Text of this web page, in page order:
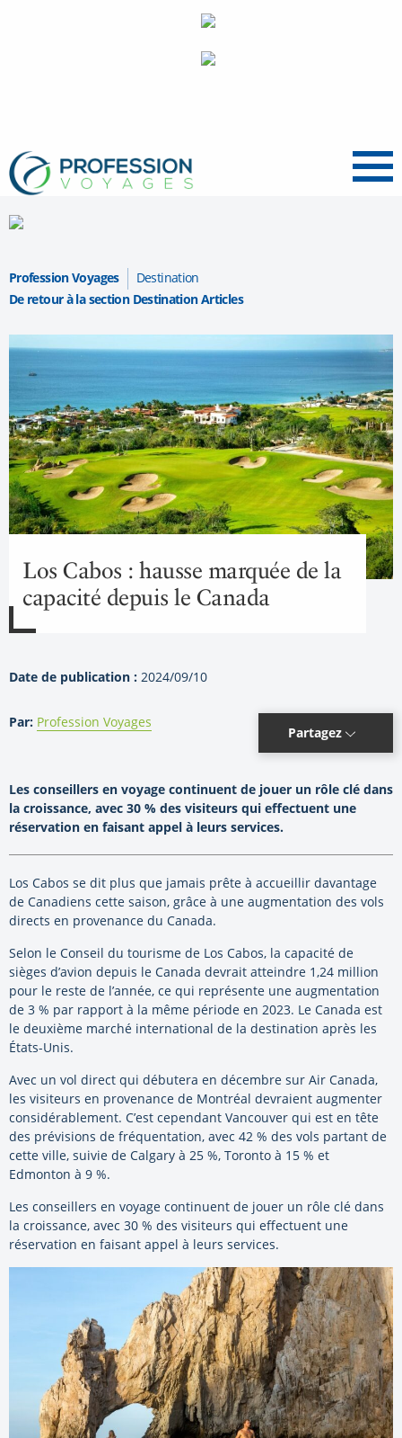
Menu
Profession Voyages
Destination
De retour à la section Destination Articles
Los Cabos : hausse marquée de la
capacité depuis le Canada
Date de publication : 2024/09/10
Par: Profession Voyages
Partagez
Les conseillers en voyage continuent de jouer un rôle clé dans
la croissance, avec 30 % des visiteurs qui effectuent une
réservation en faisant appel à leurs services.
Los Cabos se dit plus que jamais prête à accueillir davantage
de Canadiens cette saison, grâce à une augmentation des vols
directs en provenance du Canada.
Selon le Conseil du tourisme de Los Cabos, la capacité de
sièges d’avion depuis le Canada devrait atteindre 1,24 million
pour le reste de l’année, ce qui représente une augmentation
de 3 % par rapport à la même période en 2023. Le Canada est
le deuxième marché international de la destination après les
États-Unis.
Avec un vol direct qui débutera en décembre sur Air Canada,
les visiteurs en provenance de Montréal devraient augmenter
considérablement. C’est cependant Vancouver qui est en tête
des prévisions de fréquentation, avec 42 % des vols partant de
cette ville, suivie de Calgary à 25 %, Toronto à 15 % et
Edmonton à 9 %.
Les conseillers en voyage continuent de jouer un rôle clé dans
la croissance, avec 30 % des visiteurs qui effectuent une
réservation en faisant appel à leurs services.